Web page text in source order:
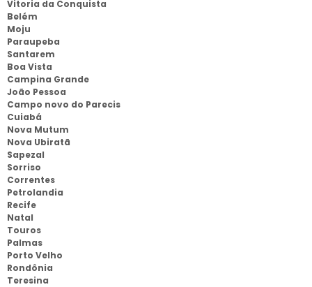
Vitoria da Conquista
Belém
Moju
Paraupeba
Santarem
Boa Vista
Campina Grande
João Pessoa
Campo novo do Parecis
Cuiabá
Nova Mutum
Nova Ubiratã
Sapezal
Sorriso
Correntes
Petrolandia
Recife
Natal
Touros
Palmas
Porto Velho
Rondônia
Teresina